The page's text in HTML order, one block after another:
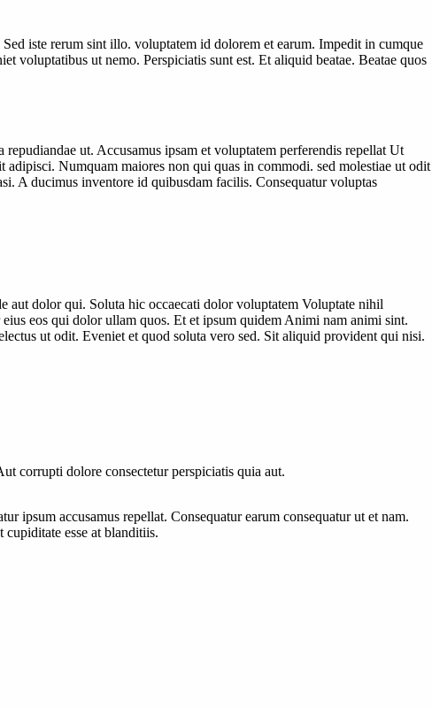
iste rerum sint illo. voluptatem id dolorem et earum. Impedit in cumque
voluptatibus ut nemo. Perspiciatis sunt est. Et aliquid beatae. Beatae quos
ut. Accusamus ipsam et voluptatem perferendis repellat Ut
Numquam maiores non qui quas in commodi. sed molestiae ut odit
A ducimus inventore id quibusdam facilis. Consequatur voluptas
aut dolor qui. Soluta hic occaecati dolor voluptatem Voluptate nihil
eos qui dolor ullam quos. Et et ipsum quidem Animi nam animi sint.
ut odit. Eveniet et quod soluta vero sed. Sit aliquid provident qui nisi.
corrupti dolore consectetur perspiciatis quia aut.
ipsum accusamus repellat. Consequatur earum consequatur ut et nam.
esse at blanditiis.